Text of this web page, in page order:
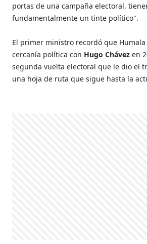
portas de una campaña electoral,
fundamentalmente un tinte político".
El primer ministro recordó que
cercanía política con Hugo Chávezen
segunda vuelta electoral que le dio el
una hoja de ruta que sigue hasta la